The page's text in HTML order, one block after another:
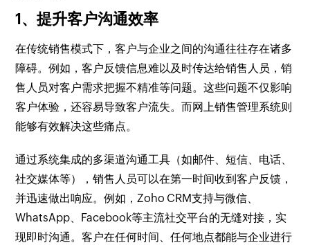
1、提升客户沟通效率
在传统销售模式下，客户与企业之间的沟通往往存在诸多
障碍。例如，客户反馈信息难以及时传达给销售人员，销
售人员对客户需求把握不精准等问题。这些问题不仅影响
客户体验，还容易导致客户流失。而网上销售管理系统则
能够有效解决这些痛点。
通过系统集成的多渠道沟通工具（如邮件、短信、电话、
社交媒体等），销售人员可以在第一时间收到客户反馈，
并迅速做出响应。例如，Zoho CRM支持与微信、
WhatsApp、Facebook等主流社交平台的无缝对接，实
现即时沟通。客户在任何时间、任何地点都能与企业进行